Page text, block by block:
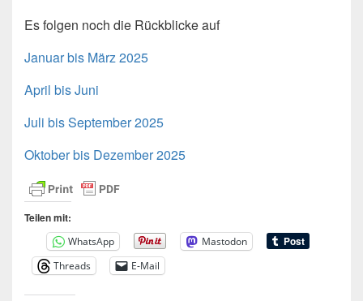
Es folgen noch die Rückblicke auf
Januar bis März 2025
April bis Juni
Juli bis September 2025
Oktober bis Dezember 2025
Teilen mit:
WhatsApp
Mastodon
Threads
E-Mail